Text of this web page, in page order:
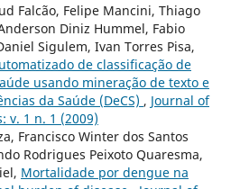
Falcão, Felipe Mancini, Thiago
Diniz Hummel, Fabio
Sigulem, Ivan Torres Pisa,
de classificação de
usando mineração de texto e
da Saúde (DeCS) , Journal of
v. 1 n. 1 (2009)
Francisco Winter dos Santos
Rodrigues Peixoto Quaresma,
Mortalidade por dengue na